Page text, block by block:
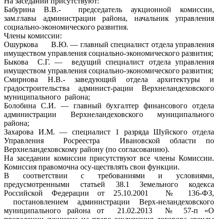
Бабурина В.В.- председатель аукционной комиссии,
зам.главы администрации района, начальник управления
социально-экономического развития.
Члены комиссии:
Ошуркова В.Ю. — главный специалист отдела управления
имуществом управления социально-экономического развития;
Быкова С.Г. — ведущий специалист отдела управления
имуществом управления социально-экономического развития;
Смирнова Н.В.- заведующий отдела архитектуры и
градостроительства админист-рации Верхнеландеховского
муниципального района;
Болобина С.И. — главный бухгалтер финансового отдела
администрации Верхнеландеховского муниципального
района;
Захарова И.М. — специалист 1 разряда Шуйского отдела
Управления Росреестра Ивановской области по
Верхнеландеховскому району (по согласованию).
На заседании комиссии присутствуют все члены Комиссии.
Комиссия правомочна осу-ществлять свои функции.
В соответствии с требованиями и условиями,
предусмотренными статьей 38.1 Земельного кодекса
Российской Федерации от 25.10.2001 № 136-ФЗ,
постановлением администрации Верх-неландеховского
муниципального района от 21.02.2013 № 57-п «О